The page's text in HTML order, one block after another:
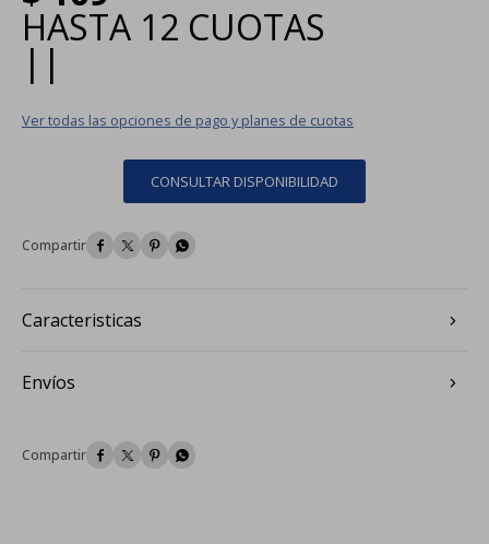
HASTA 12 CUOTAS
| |
Ver todas las opciones de pago y planes de cuotas
CONSULTAR DISPONIBILIDAD
   
Caracteristicas
Envíos
   